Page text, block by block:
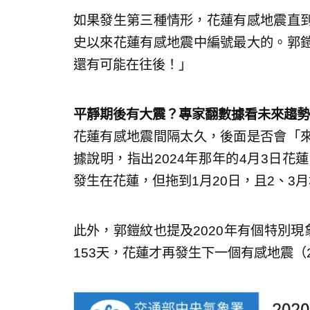
如果發生第三種情形，花蓮有感地震直
史以來花蓮有感地震中編號最大的。郭
還有可能在往後！」
平靜期後有大震？專家翻數據看未來趨勢
花蓮有感地震間隔太久，後面是否會「
據說明，指出2024年那年的4月3日花
發生在花蓮，但拖到1月20日，且2、3
此外，郭鎧紋也提及2020年有個特別
153天，花蓮才再發生下一個有感地震